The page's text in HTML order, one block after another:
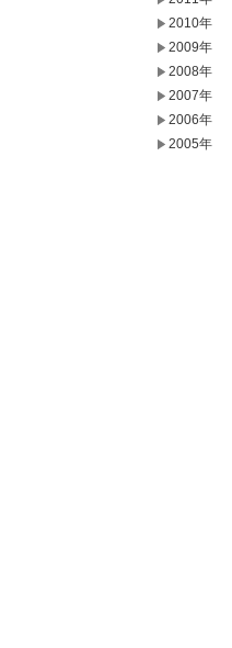
2010年
2009年
2008年
2007年
2006年
2005年